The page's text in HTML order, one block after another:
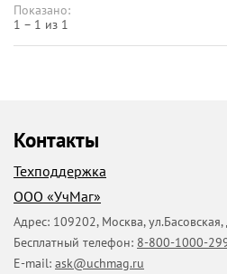
Показано:
1 – 1 из 1
Контакты
Техподдержка
ООО «УчМаг»
Адрес: 109202, Москва,
Бесплатный телефон: 8-800-1000-
E-mail: ask@uchmag.ru